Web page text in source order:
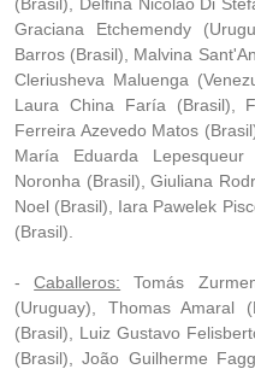
Graciana Etchemendy
Barros (Brasil), Malvina
Cleriusheva Maluenga
Laura China Faría (Brasil),
Ferreira Azevedo Matos
María Eduarda
Noronha (Brasil), Giuliana
Noel (Brasil), Iara Pawelek
(Brasil).
-Caballeros: Tomás
(Uruguay), Thomas Amaral
(Brasil), Luiz Gustavo
(Brasil), João Guilherme